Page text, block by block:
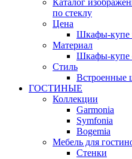
Каталог
по стеклу
Цена
Шкафы-купе
Материал
Шкафы-купе
Стиль
Встроенные
ГОСТИНЫЕ
Коллекции
Garmonia
Symfonia
Bogemia
Мебель для
Стенки